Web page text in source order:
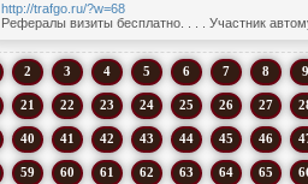
http://trafgo.ru/?w=68
Рефералы визиты бесплатно. . . . Участник
2 3 4 5 6 7 8 9
21 22 23 24 25 26 27
40 41 42 43 44 45 46
59 60 61 62 63 64 65